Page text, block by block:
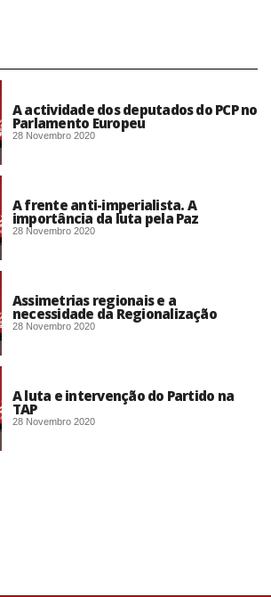
A actividade dos deputados do PCP no
Parlamento Europeu
28 Novembro 2020
A frente anti-imperialista. A
importância da luta pela Paz
28 Novembro 2020
Assimetrias regionais e a
necessidade da Regionalização
28 Novembro 2020
A luta e intervenção do Partido na
TAP
28 Novembro 2020